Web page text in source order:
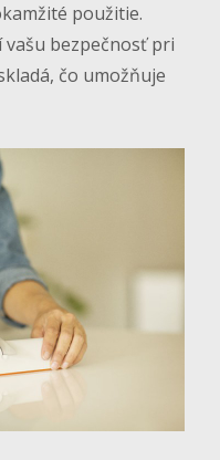
použitie.
bezpečnosť pri
čo umožňuje